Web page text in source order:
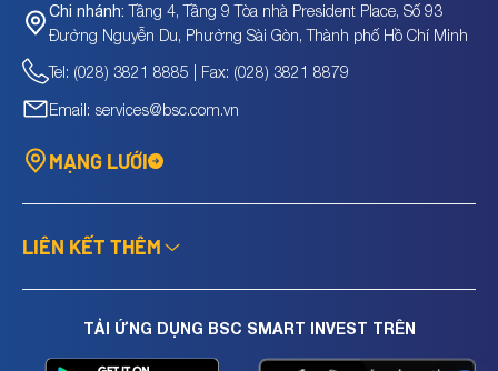
Chi nhánh: Tầng 4, Tầng 9 Tòa nhà President Place, Số 93
Đường Nguyễn Du, Phường Sài Gòn, Thành phố Hồ Chí Minh
Tel: (028) 3821 8885 | Fax: (028) 3821 8879
Email: services@bsc.com.vn
MẠNG LƯỚI
LIÊN KẾT THÊM
TẢI ỨNG DỤNG BSC SMART INVEST TRÊN